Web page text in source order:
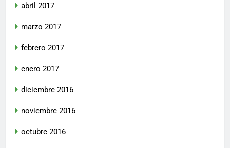
abril 2017
marzo 2017
febrero 2017
enero 2017
diciembre 2016
noviembre 2016
octubre 2016